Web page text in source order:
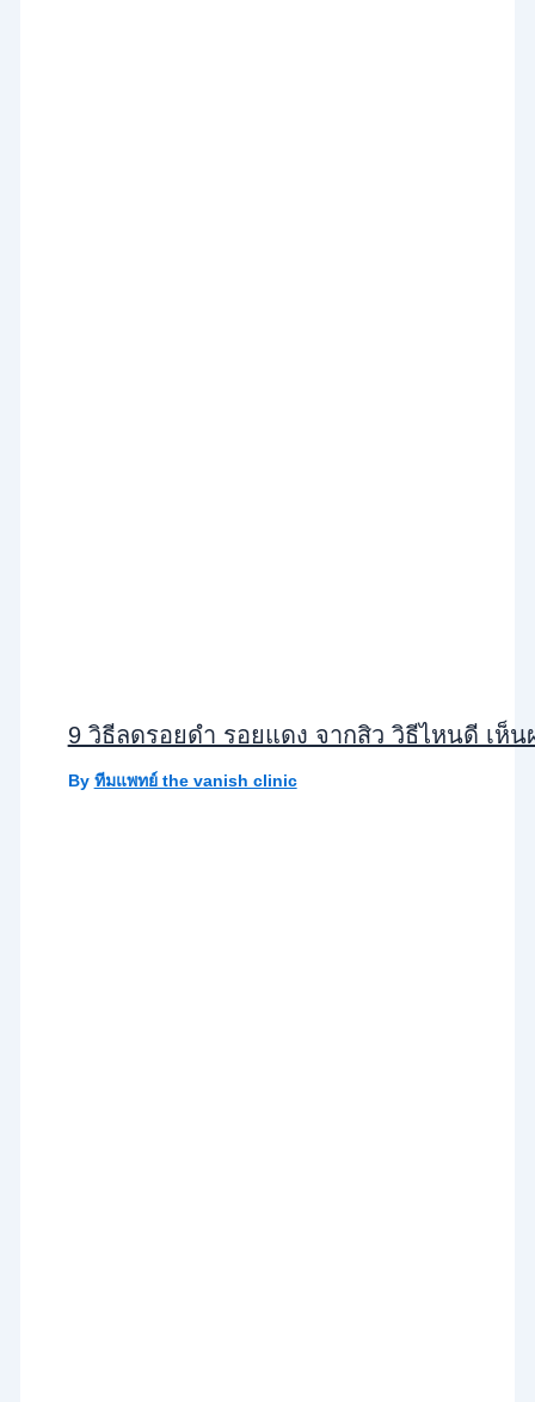
9 วิธีลดรอยดำ รอยแดง จากสิว วิธีไหนดี เห็น
By ทีมแพทย์ the vanish clinic